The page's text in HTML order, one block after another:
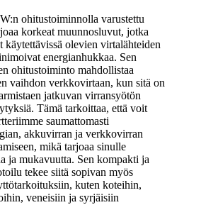
ohitustoiminnolla varustettu
korkeat muunnosluvut, jotka
käytettävissä olevien virtalähteiden
energianhukkaa. Sen
ohitustoiminto mahdollistaa
vaihdon verkkovirtaan, kun sitä on
jatkuvan virransyötön
Tämä tarkoittaa, että voit
saumattomasti
akkuvirran ja verkkovirran
mikä tarjoaa sinulle
ja mukavuutta. Sen kompakti ja
tekee siitä sopivan myös
kuten koteihin,
veneisiin ja syrjäisiin